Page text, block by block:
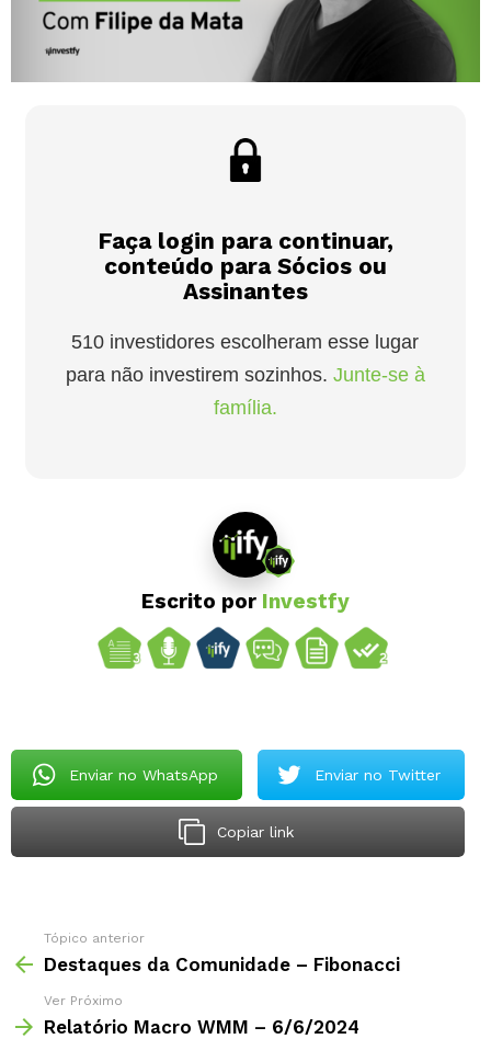
Faça login para continuar,
conteúdo para Sócios ou
Assinantes
510 investidores escolheram esse lugar
para não investirem sozinhos. Junte-se à
família.
Escrito por Investfy
Enviar no WhatsApp Enviar no Twitter
Copiar link
Tópico anterior
Destaques da Comunidade – Fibonacci
Ver Próximo
Relatório Macro WMM – 6/6/2024